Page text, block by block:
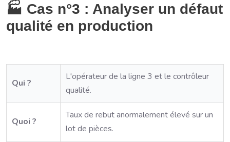
🏭 Cas n°3 : Analyser un défaut
qualité en production
Qui ?
L'opérateur de la ligne 3 et le contrôleur
qualité.
Quoi ?
Taux de rebut anormalement élevé sur un
lot de pièces.